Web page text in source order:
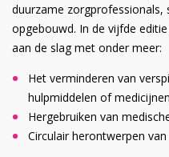
duurzame zorgprofessionals,
opgebouwd. In de vijfde
aan de slag met onder meer:
Het verminderen van
hulpmiddelen of
Hergebruiken van
Circulair herontwerpen